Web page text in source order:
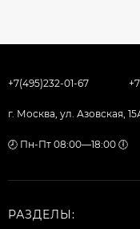
+7(495)232-01-67
г. Москва, ул. Азовская,
🕗 Пн-Пт 08:00—18:00 🕕
РАЗДЕЛЫ: